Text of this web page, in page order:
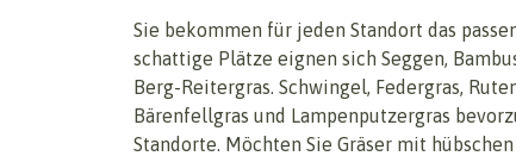
Sie bekommen für jeden Standort das
schattige Plätze eignen sich Seggen,
Berg-Reitergras. Schwingel, Federgras,
Bärenfellgras und Lampenputzergras
Standorte. Möchten Sie Gräser mit